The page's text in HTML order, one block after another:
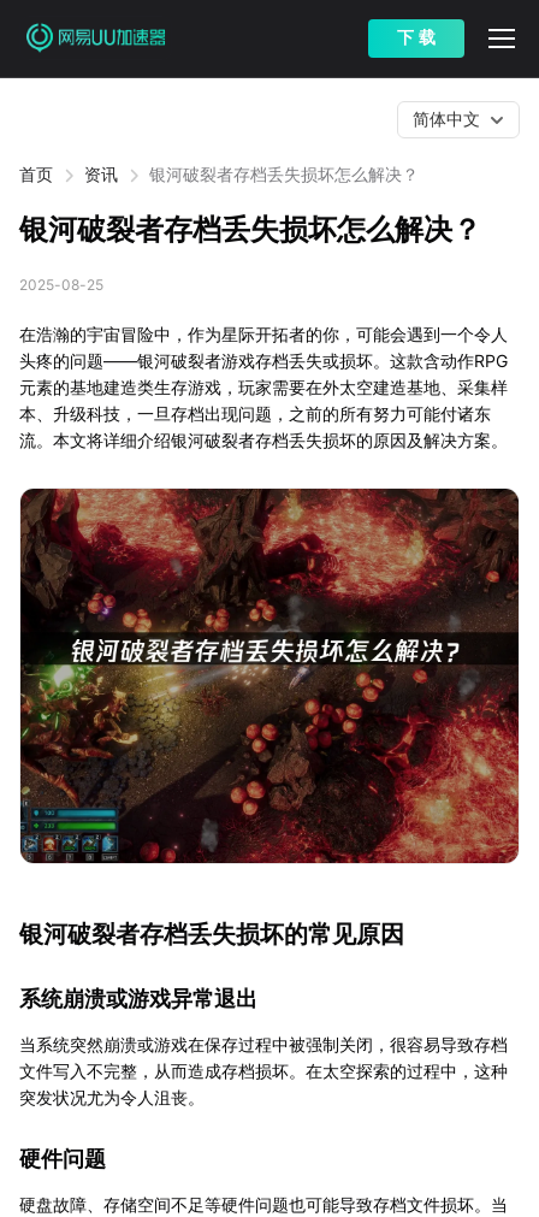
下 载
首页 资讯 银河破裂者存档丢失损坏怎么解决？
简体中文
银河破裂者存档丢失损坏怎么解决？
2025-08-25
在浩瀚的宇宙冒险中，作为星际开拓者的你，可能会遇到一个令人
头疼的问题——银河破裂者游戏存档丢失或损坏。这款含动作RPG
元素的基地建造类生存游戏，玩家需要在外太空建造基地、采集样
本、升级科技，一旦存档出现问题，之前的所有努力可能付诸东
流。本文将详细介绍银河破裂者存档丢失损坏的原因及解决方案。
银河破裂者存档丢失损坏的常见原因
系统崩溃或游戏异常退出
当系统突然崩溃或游戏在保存过程中被强制关闭，很容易导致存档
文件写入不完整，从而造成存档损坏。在太空探索的过程中，这种
突发状况尤为令人沮丧。
硬件问题
硬盘故障、存储空间不足等硬件问题也可能导致存档文件损坏。当